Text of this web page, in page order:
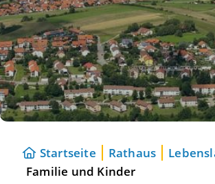
Startseite Rathaus
Familie und Kinder